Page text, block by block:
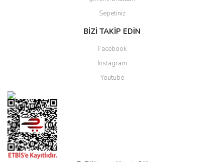
Sepetiniz
BİZİ TAKİP EDİN
Facebook
Instagram
Youtube